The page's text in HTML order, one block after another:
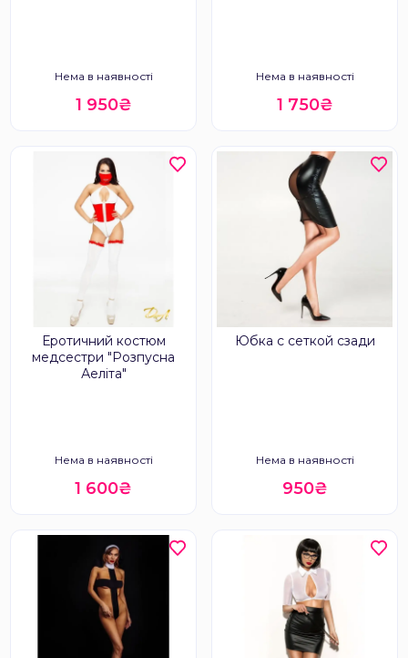
Нема в наявності
1 950₴
Нема в наявності
1 750₴
Еротичний костюм
медсестри "Розпусна
Аеліта"
Нема в наявності
1 600₴
Юбка с сеткой сзади
Нема в наявності
950₴